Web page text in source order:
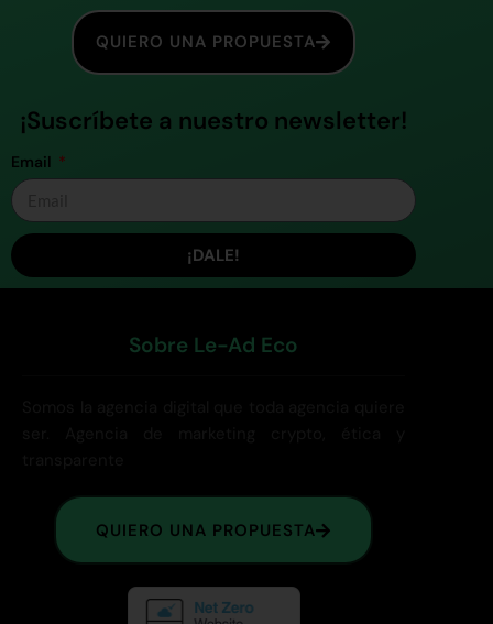
QUIERO UNA PROPUESTA
¡Suscríbete a nuestro newsletter!
Email
¡DALE!
Sobre Le-Ad Eco
QUIERO UNA PROPUESTA